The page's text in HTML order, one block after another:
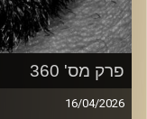
פרק מס' 360
16/04/2026